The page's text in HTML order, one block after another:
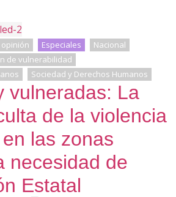
Especiales
Nacional
de vulnerabilidad
Sociedad y Derechos Humanos
vulneradas: La
de la violencia
las zonas
necesidad de
Estatal